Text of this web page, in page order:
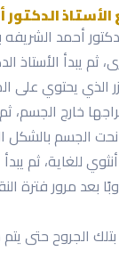
أحمد
ثم يبدأ
الذي يحتوي
خارج
الجسم بالشكل
للغاية، ثم
بعد مرور فترة
الجروح حتى